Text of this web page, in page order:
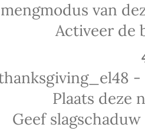
van
Activeer de
Plaats deze
Geef